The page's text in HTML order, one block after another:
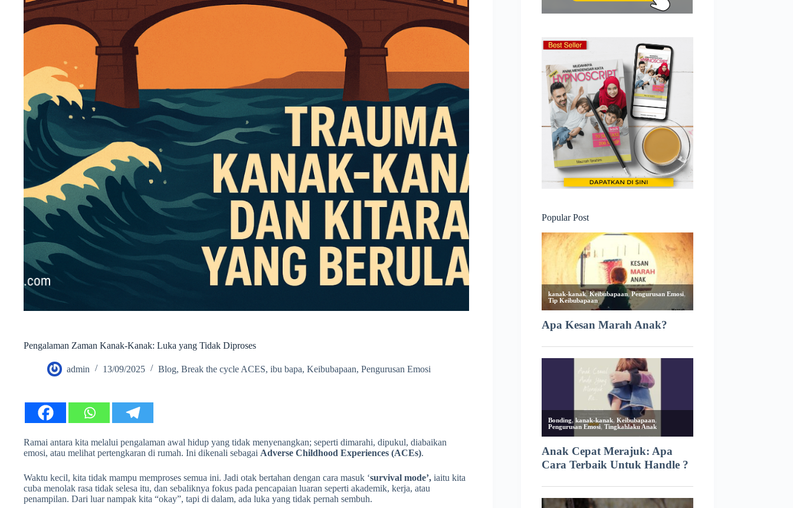
Pengalaman Zaman Kanak-Kanak: Luka yang Tidak Diproses
admin 13/09/2025 Blog, Break the cycle ACES, ibu bapa, Keibubapaan, Pengurusan Emosi
Ramai antara kita melalui pengalaman awal hidup yang tidak menyenangkan; seperti dimarahi, dipukul, diabaikan
emosi, atau melihat pertengkaran di rumah. Ini dikenali sebagai Adverse Childhood Experiences (ACEs).
Waktu kecil, kita tidak mampu memproses semua ini. Jadi otak bertahan dengan cara masuk ‘survival mode’, iaitu kita
cuba menolak rasa tidak selesa itu, dan sebaliknya fokus pada pencapaian luaran seperti akademik, kerja, atau
penampilan. Dari luar nampak kita “okay”, tapi di dalam, ada luka yang tidak pernah sembuh.
Popular Post